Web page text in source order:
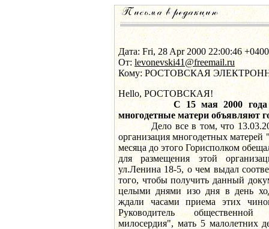
Дата: Fri, 28 Apr 2000 22:00:46 +0400
От: levonevski41@freemail.ru
Кому: РОСТОВСКАЯ
Hello, РОСТОВСКАЯ!
С 15 мая 2000
многодетные матери объявляют
Дело все в том, что
организация многодетных
месяца до этого Горисполком
для размещения этой
ул.Ленина 18-5, о чем выдал
того, чтобы получить данный
целыми днями изо дня в день
ждали часами приема этих
Руководитель
милосердия", мать 5 малолетних